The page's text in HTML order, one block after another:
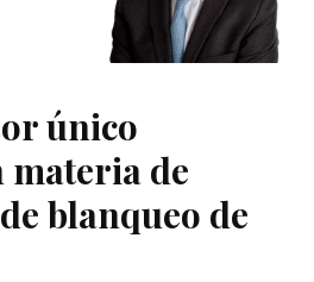
único
materia de
blanqueo de